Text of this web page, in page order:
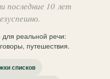
последние 10 лет
для реальной речи:
путешествия.
списков